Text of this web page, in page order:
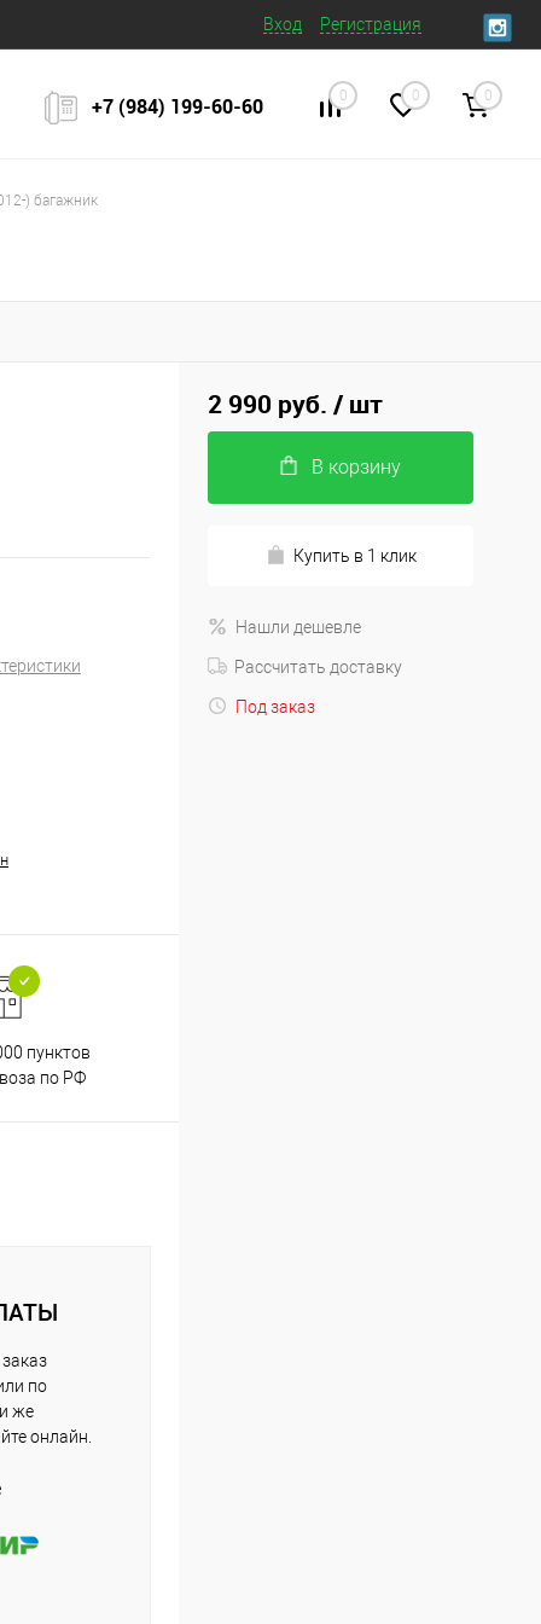
Вход Регистрация
+7 (984) 199‒60‒60 0 0 0
) багажник
пунктов
по РФ
по
же
онлайн.
2 990 руб. / шт
В корзину
Купить в 1 клик
Нашли дешевле
Рассчитать доставку
Под заказ